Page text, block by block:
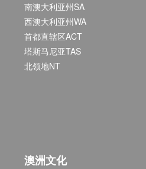
南澳大利亚州SA
西澳大利亚州WA
首都直辖区ACT
塔斯马尼亚TAS
北领地NT
澳洲文化